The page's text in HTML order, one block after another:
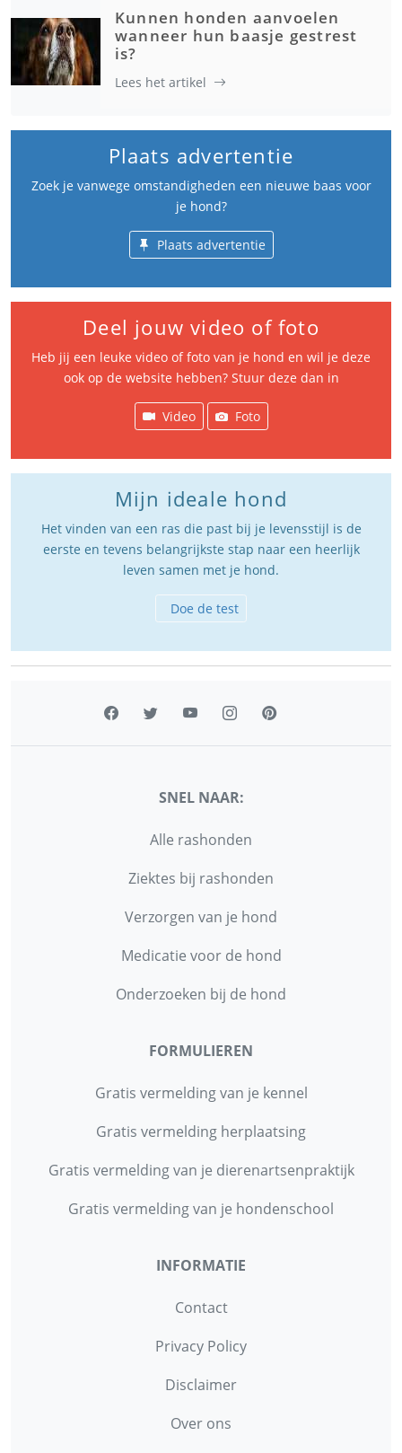
Kunnen honden aanvoelen
wanneer hun baasje gestrest
is?
Lees het artikel
Plaats advertentie
Zoek je vanwege omstandigheden een nieuwe baas voor
je hond?
Plaats advertentie
Deel jouw video of foto
Heb jij een leuke video of foto van je hond en wil je deze
ook op de website hebben? Stuur deze dan in
Video Foto
Mijn ideale hond
Het vinden van een ras die past bij je levensstijl is de
eerste en tevens belangrijkste stap naar een heerlijk
leven samen met je hond.
Doe de test
SNEL NAAR:
Alle rashonden
Ziektes bij rashonden
Verzorgen van je hond
Medicatie voor de hond
Onderzoeken bij de hond
FORMULIEREN
Gratis vermelding van je kennel
Gratis vermelding herplaatsing
Gratis vermelding van je dierenartsenpraktijk
Gratis vermelding van je hondenschool
INFORMATIE
Contact
Privacy Policy
Disclaimer
Over ons